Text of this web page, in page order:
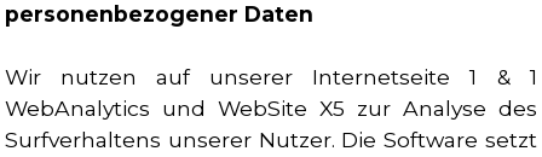
personenbezogener Daten
Wir nutzen auf unserer Internetseite 1 & 1
WebAnalytics und WebSite X5 zur Analyse des
Surfverhaltens unserer Nutzer. Die Software setzt